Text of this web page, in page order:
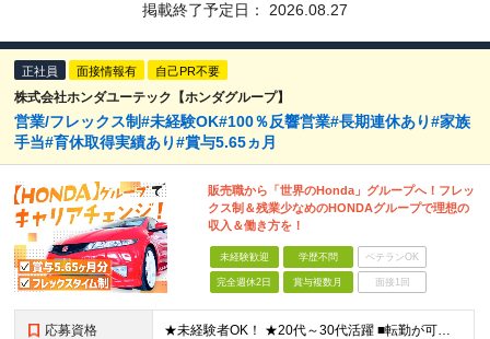
掲載終了予定日： 2026.08.27
正社員 面接情報有 自己PR不要
株式会社ホンダユーテック【ホンダグループ】
営業/フレックス制#未経験OK#100％反響営業#長期連休あり#家族
手当#育休取得実績あり#賞与5.65ヵ月
販売職から「世界のHonda」グループへ！フレッ
クス制＆残業少なめのHONDAグループで理想の
収入＆働き方を！
未経験歓迎 学歴不問 ベテランOK
完全週休2日 賞与複数月 面接1回
応募資格 ★未経験者OK！ ★20代～30代活躍 ■転勤が可能な方 ※全国に拠点を展開しているため ■普通自動車運転免許をお持ちの方 ■学歴不問